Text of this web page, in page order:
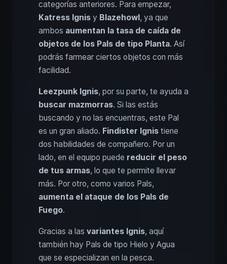
categorías anteriores. Para empezar,
Katress Ignis y Blazehowl , ya que
ambos aumentan la tasa de caída de
objetos de los Pals de tipo Planta. Así
podrás farmear ciertos objetos con más
facilidad.
Leezpunk Ignis, por su parte, te ayuda a
buscar mazmorras. Si las estás
buscando y no las encuentras, este Pal
es un gran aliado. Findister Ignis tiene
dos habilidades de compañero. Por un
lado, en el equipo puede reducir el peso
de tus armas, lo que te permite llevar
más. Por otro, como varios Pals,
aumenta el ataque de los Pals de
Fuego.
Gracias a las variantes Ignis, aquí
también hay Pals de tipo Hielo y Agua
que se especializan en la pesca.